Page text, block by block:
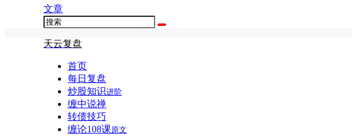
文章
天云复盘
首页
每日复盘
炒股知识进阶
缠中说禅
转债技巧
缠论108课原文